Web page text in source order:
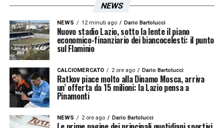
l’assenza di Immobile. Non mi aspetto un
gol ogni partita, ma il suo contributo è
preziosissimo
LA PLAYLIST DELLE NOSTRE TOP NEWS
NEWS
NEWS 12 minuti ago Dario Bartolucci
Nuovo stadio Lazio, sotto la lente il piano
economico-finanziario dei biancocelesti: il punto
sul Flaminio
CALCIOMERCATO 2 ore ago Dario Bartolucci
Ratkov piace molto alla Dinamo Mosca, arriva
un’ offerta da 15 milioni: la Lazio pensa a
Pinamonti
NEWS 2 ore ago Dario Bartolucci